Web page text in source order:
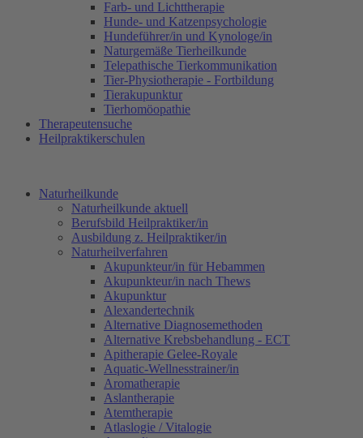
Farb- und Lichttherapie
Hunde- und Katzenpsychologie
Hundeführer/in und Kynologe/in
Naturgemäße Tierheilkunde
Telepathische Tierkommunikation
Tier-Physiotherapie - Fortbildung
Tierakupunktur
Tierhomöopathie
Therapeutensuche
Heilpraktikerschulen
Naturheilkunde
Naturheilkunde aktuell
Berufsbild Heilpraktiker/in
Ausbildung z. Heilpraktiker/in
Naturheilverfahren
Akupunkteur/in für Hebammen
Akupunkteur/in nach Thews
Akupunktur
Alexandertechnik
Alternative Diagnosemethoden
Alternative Krebsbehandlung - ECT
Apitherapie Gelee-Royale
Aquatic-Wellnesstrainer/in
Aromatherapie
Aslantherapie
Atemtherapie
Atlaslogie / Vitalogie